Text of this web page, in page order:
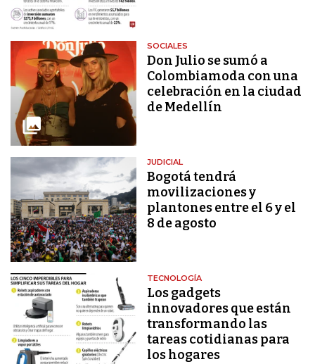
SOCIALES
Don Julio se sumó a
Colombiamoda con una
celebración en la ciudad
de Medellín
JUDICIAL
Bogotá tendrá
movilizaciones y
plantones entre el 6 y el
8 de agosto
TECNOLOGÍA
Los gadgets
innovadores que están
transformando las
tareas cotidianas para
los hogares